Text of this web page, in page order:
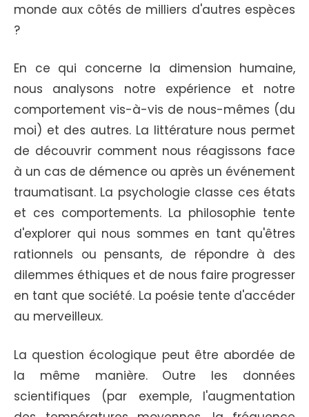
monde aux côtés de milliers d'autres espèces
?
En ce qui concerne la dimension humaine,
nous analysons notre expérience et notre
comportement vis-à-vis de nous-mêmes (du
moi) et des autres. La littérature nous permet
de découvrir comment nous réagissons face
à un cas de démence ou après un événement
traumatisant. La psychologie classe ces états
et ces comportements. La philosophie tente
d'explorer qui nous sommes en tant qu'êtres
rationnels ou pensants, de répondre à des
dilemmes éthiques et de nous faire progresser
en tant que société. La poésie tente d'accéder
au merveilleux.
La question écologique peut être abordée de
la même manière. Outre les données
scientifiques (par exemple, l'augmentation